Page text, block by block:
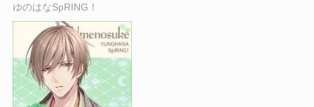
攻略タイトル一覧
ゆのはなSpRING！